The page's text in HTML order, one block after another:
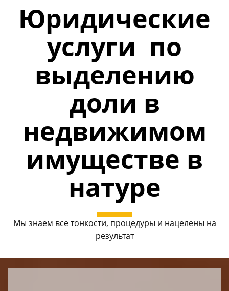
Юридические
услуги по
выделению
доли в
недвижимом
имуществе в
натуре
Мы знаем все тонкости, процедуры и нацелены на
результат